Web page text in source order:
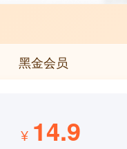
黑金会员
¥ 14.9